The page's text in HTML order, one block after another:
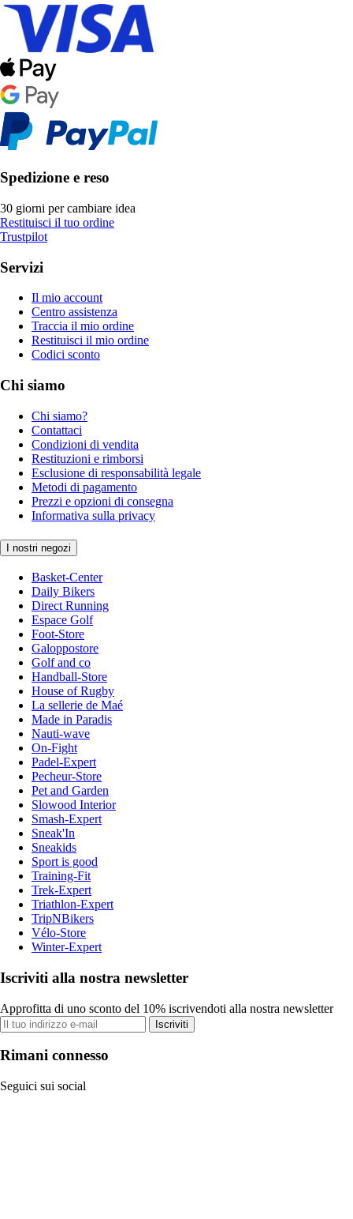
Spedizione e reso
30 giorni per cambiare idea
Restituisci il tuo ordine
Trustpilot
Servizi
Il mio account
Centro assistenza
Traccia il mio ordine
Restituisci il mio ordine
Codici sconto
Chi siamo
Chi siamo?
Contattaci
Condizioni di vendita
Restituzioni e rimborsi
Esclusione di responsabilità legale
Metodi di pagamento
Prezzi e opzioni di consegna
Informativa sulla privacy
I nostri negozi
Basket-Center
Daily Bikers
Direct Running
Espace Golf
Foot-Store
Galoppostore
Golf and co
Handball-Store
House of Rugby
La sellerie de Maé
Made in Paradis
Nauti-wave
On-Fight
Padel-Expert
Pecheur-Store
Pet and Garden
Slowood Interior
Smash-Expert
Sneak'In
Sneakids
Sport is good
Training-Fit
Trek-Expert
Triathlon-Expert
TripNBikers
Vélo-Store
Winter-Expert
Iscriviti alla nostra newsletter
Approfitta di uno sconto del 10% iscrivendoti alla nostra newsletter
Iscriviti
Rimani connesso
Seguici sui social